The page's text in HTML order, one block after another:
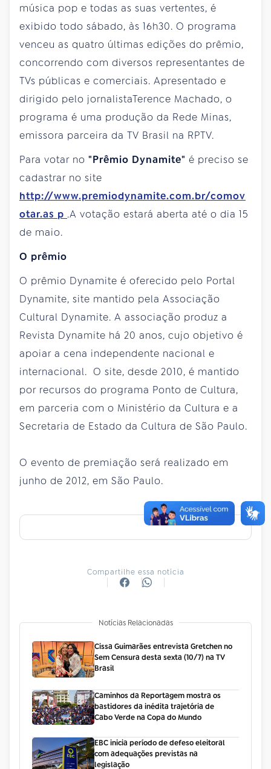
música pop e todas as suas vertentes, é
exibido todo sábado, às 16h30. O programa
venceu as quatro últimas edições do prêmio,
concorrendo com diversos representantes de
TVs públicas e comerciais. Apresentado e
dirigido pelo jornalistaTerence Machado, o
programa é uma produção da Rede Minas,
emissora parceira da TV Brasil na RPTV.
Para votar no "Prêmio Dynamite" é preciso se
cadastrar no site
http://www.premiodynamite.com.br/comov
otar.as p .A votação estará aberta até o dia 15
de maio.
O prêmio
O prêmio Dynamite é oferecido pelo Portal
Dynamite, site mantido pela Associação
Cultural Dynamite. A associação produz a
Revista Dynamite há 20 anos, cujo objetivo é
apoiar a cena independente nacional e
internacional. O site, desde 2010, é mantido
por recursos do programa Ponto de Cultura,
em parceria com o Ministério da Cultura e a
Secretaria de Estado da Cultura de São Paulo.
O evento de premiação será realizado em
junho de 2012, em São Paulo.
Compartilhe essa notícia
Notícias Relacionadas
Cissa Guimarães entrevista Gretchen no
Sem Censura desta sexta (10/7) na TV
Brasil
Caminhos da Reportagem mostra os
bastidores da inédita trajetória de
Cabo Verde na Copa do Mundo
EBC inicia período de defeso eleitoral
com adequações previstas na
legislação